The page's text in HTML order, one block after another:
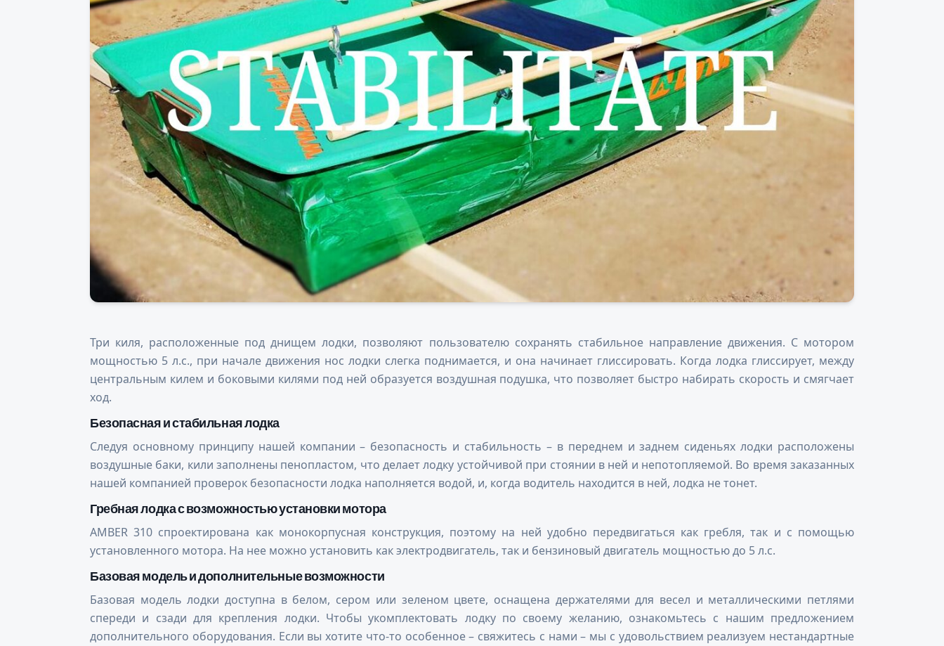
Три киля, расположенные под днищем лодки, позволяют пользователю сохранять стабильное направление движения. С мотором
мощностью 5 л.с., при начале движения нос лодки слегка поднимается, и она начинает глиссировать. Когда лодка глиссирует, между
центральным килем и боковыми килями под ней образуется воздушная подушка, что позволяет быстро набирать скорость и смягчает
ход.
Безопасная и стабильная лодка
Следуя основному принципу нашей компании – безопасность и стабильность – в переднем и заднем сиденьях лодки расположены
воздушные баки, кили заполнены пенопластом, что делает лодку устойчивой при стоянии в ней и непотопляемой. Во время заказанных
нашей компанией проверок безопасности лодка наполняется водой, и, когда водитель находится в ней, лодка не тонет.
Гребная лодка с возможностью установки мотора
AMBER 310 спроектирована как монокорпусная конструкция, поэтому на ней удобно передвигаться как гребля, так и с помощью
установленного мотора. На нее можно установить как электродвигатель, так и бензиновый двигатель мощностью до 5 л.с.
Базовая модель и дополнительные возможности
Базовая модель лодки доступна в белом, сером или зеленом цвете, оснащена держателями для весел и металлическими петлями
спереди и сзади для крепления лодки. Чтобы укомплектовать лодку по своему желанию, ознакомьтесь с нашим предложением
дополнительного оборудования. Если вы хотите что-то особенное – свяжитесь с нами – мы с удовольствием реализуем нестандартные